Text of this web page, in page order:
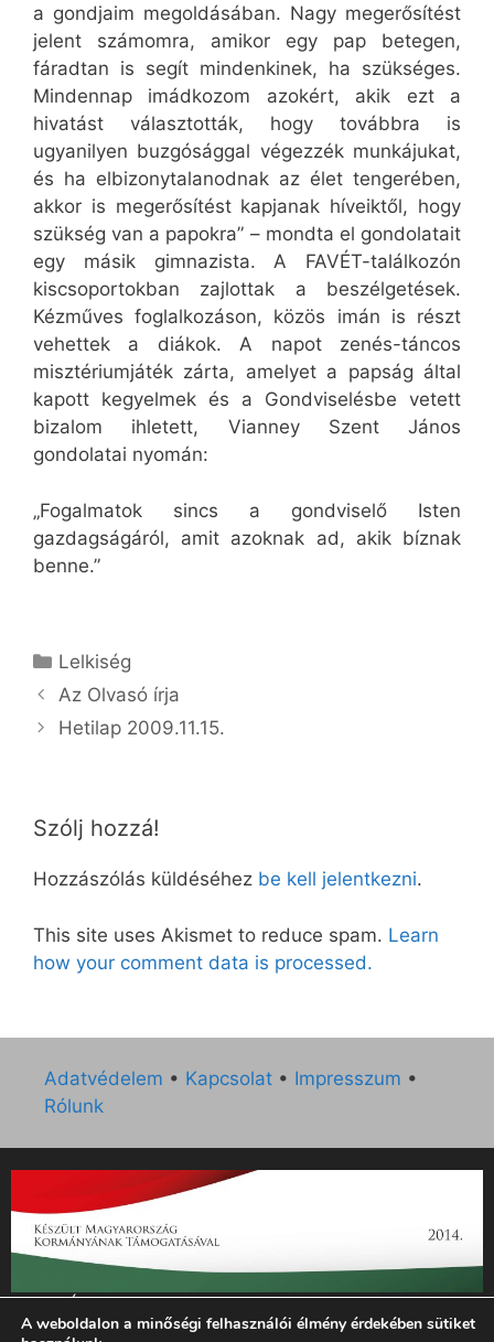
a gondjaim megoldásában. Nagy megerősítést
jelent számomra, amikor egy pap betegen,
fáradtan is segít mindenkinek, ha szükséges.
Mindennap imádkozom azokért, akik ezt a
hivatást választották, hogy továbbra is
ugyanilyen buzgósággal végezzék munkájukat,
és ha elbizonytalanodnak az élet tengerében,
akkor is megerősítést kapjanak híveiktől, hogy
szükség van a papokra” – mondta el gondolatait
egy másik gimnazista. A FAVÉT-találkozón
kiscsoportokban zajlottak a beszélgetések.
Kézműves foglalkozáson, közös imán is részt
vehettek a diákok. A napot zenés-táncos
misztériumjáték zárta, amelyet a papság által
kapott kegyelmek és a Gondviselésbe vetett
bizalom ihletett, Vianney Szent János
gondolatai nyomán:
„Fogalmatok sincs a gondviselő Isten
gazdagságáról, amit azoknak ad, akik bíznak
benne.”
Kategória
Lelkiség
Az Olvasó írja
Hetilap 2009.11.15.
Szólj hozzá!
Hozzászólás küldéséhez be kell jelentkezni.
This site uses Akismet to reduce spam. Learn
how your comment data is processed.
Adatvédelem • Kapcsolat • Impresszum •
Rólunk
„Az Új Ember katolikus hetilap 2014. évi működésének
támogatását az EGYH-KCP-14-P-0121 sz. támogatási
A weboldalon a minőségi felhasználói élmény érdekében sütiket